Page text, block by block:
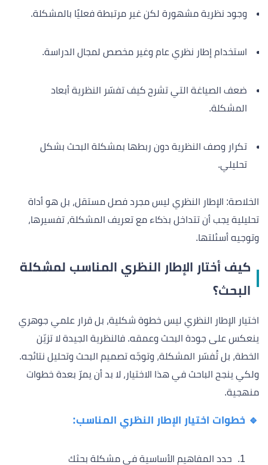
وجود نظرية مشهورة لكن غير مرتبطة فعليًا بالمشكلة.
استخدام إطار نظري عام وغير مخصص لمجال الدراسة.
ضعف الصياغة التي تشرح كيف تفسّر النظرية أبعاد
المشكلة.
تكرار وصف النظرية دون ربطها بمشكلة البحث بشكل
تحليلي.
الخلاصة: الإطار النظري ليس مجرد فصل مستقل، بل هو أداة
تحليلية يجب أن تتداخل بذكاء مع تعريف المشكلة، تفسيرها،
وتوجيه أسئلتها.
كيف أختار الإطار النظري المناسب لمشكلة
البحث؟
اختيار الإطار النظري ليس خطوة شكلية، بل قرار علمي جوهري
ينعكس على جودة البحث وعمقه. فالنظرية الجيدة لا تزيّن
الخطة، بل تُفسّر المشكلة، وتوجّه تصميم البحث وتحليل نتائجه.
ولكي ينجح الباحث في هذا الاختيار، لا بد أن يمرّ بعدة خطوات
منهجية.
🔹 خطوات اختيار الإطار النظري المناسب:
حدد المفاهيم الأساسية في مشكلة بحثك